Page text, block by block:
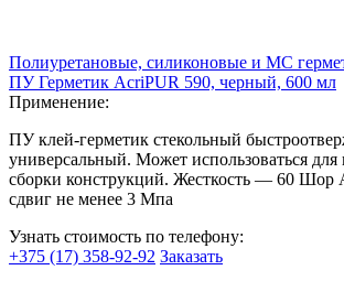
Полиуретановые, силиконовые и МС
ПУ Герметик AcriPUR 590, черный, 600 мл
Применение:
ПУ клей-герметик стекольный
универсальный. Может использоваться для
сборки конструкций. Жесткость — 60 Шор
сдвиг не менее 3 Мпа
Узнать стоимость по телефону:
+375 (17) 358-92-92 Заказать